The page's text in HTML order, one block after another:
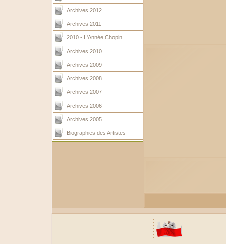
Archives 2012
Archives 2011
2010 - L'Année Chopin
Archives 2010
Archives 2009
Archives 2008
Archives 2007
Archives 2006
Archives 2005
Biographies des Artistes